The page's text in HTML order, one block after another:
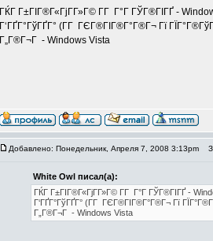
ГЌГ Г±ГІГ®Г«ГјГ­Г»Г© Г­Г Г°Г ГЎГ®ГІГҐ -
Г‘ГҐГ°ГўГҐГ° (Г­Г ГЄГ®ГІГ®Г°Г®Г¬ Гї
Г„Г®Г¬Г - Windows Vista
Добавлено: Понедельник, Апреля 7, 2008 3:13pm
White Owl писал(а):
ГЌГ Г±ГІГ®Г«ГјГ­Г»Г© Г­Г Г°Г ГЎГ®ГІГҐ -
Г‘ГҐГ°ГўГҐГ° (Г­Г ГЄГ®ГІГ®Г°Г®Г¬ Гї
Г„Г®Г¬Г - Windows Vista